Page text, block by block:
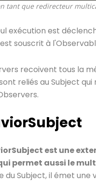
tant que redirecteur
exécution est
souscrit à
recoivent tous la
reliés au Subject
est une
permet aussi le
du Subject, il émet une